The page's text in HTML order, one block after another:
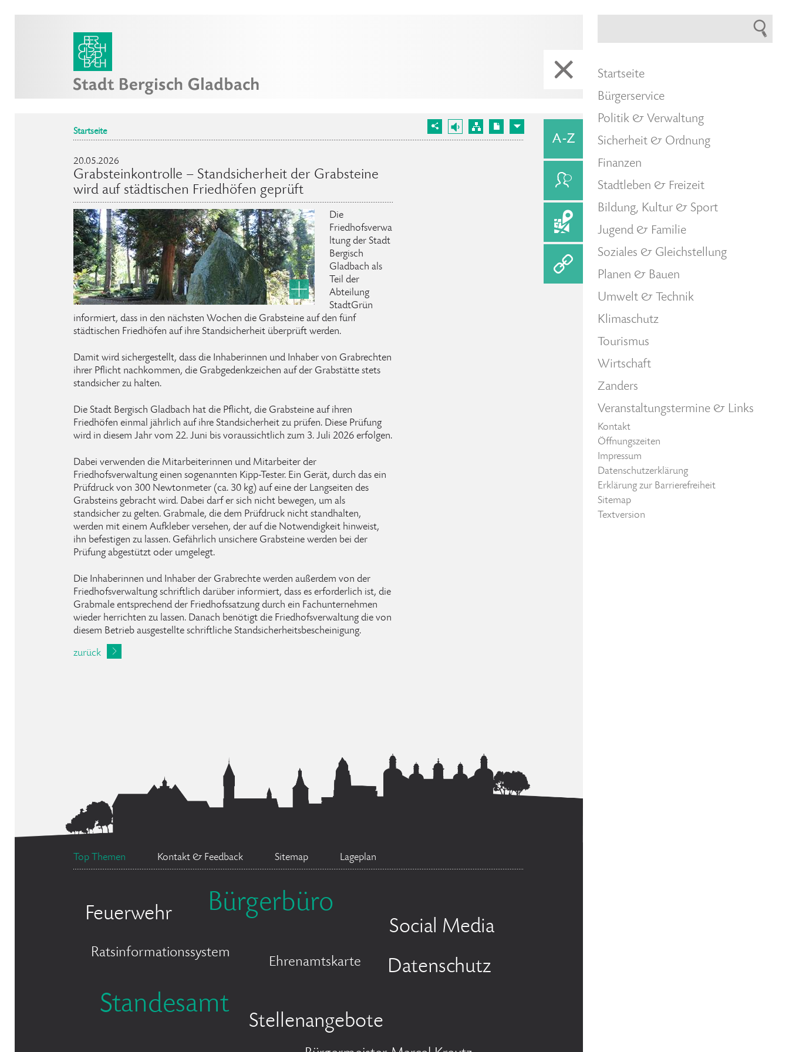
Startseite
20.05.2026
Grabsteinkontrolle – Standsicherheit der Grabsteine
wird auf städtischen Friedhöfen geprüft
Die
Friedhofsverwa
ltung der Stadt
Bergisch
Gladbach als
Teil der
Abteilung
StadtGrün
informiert, dass in den nächsten Wochen die Grabsteine auf den fünf
städtischen Friedhöfen auf ihre Standsicherheit überprüft werden.
Damit wird sichergestellt, dass die Inhaberinnen und Inhaber von Grabrechten
ihrer Pflicht nachkommen, die Grabgedenkzeichen auf der Grabstätte stets
standsicher zu halten.
Die Stadt Bergisch Gladbach hat die Pflicht, die Grabsteine auf ihren
Friedhöfen einmal jährlich auf ihre Standsicherheit zu prüfen. Diese Prüfung
wird in diesem Jahr vom 22. Juni bis voraussichtlich zum 3. Juli 2026 erfolgen.
Dabei verwenden die Mitarbeiterinnen und Mitarbeiter der
Friedhofsverwaltung einen sogenannten Kipp-Tester. Ein Gerät, durch das ein
Prüfdruck von 300 Newtonmeter (ca. 30 kg) auf eine der Langseiten des
Grabsteins gebracht wird. Dabei darf er sich nicht bewegen, um als
standsicher zu gelten. Grabmale, die dem Prüfdruck nicht standhalten,
werden mit einem Aufkleber versehen, der auf die Notwendigkeit hinweist,
ihn befestigen zu lassen. Gefährlich unsichere Grabsteine werden bei der
Prüfung abgestützt oder umgelegt.
Die Inhaberinnen und Inhaber der Grabrechte werden außerdem von der
Friedhofsverwaltung schriftlich darüber informiert, dass es erforderlich ist, die
Grabmale entsprechend der Friedhofssatzung durch ein Fachunternehmen
wieder herrichten zu lassen. Danach benötigt die Friedhofsverwaltung die von
diesem Betrieb ausgestellte schriftliche Standsicherheitsbescheinigung.
zurück
Top Themen Kontakt & Feedback Sitemap Lageplan
Feuerwehr Bürgerbüro
Social Media
Ratsinformationssystem
Ehrenamtskarte Datenschutz
Standesamt
Stellenangebote
Startseite
Bürgerservice
Politik & Verwaltung
Sicherheit & Ordnung
Finanzen
Stadtleben & Freizeit
Bildung, Kultur & Sport
Jugend & Familie
Soziales & Gleichstellung
Planen & Bauen
Umwelt & Technik
Klimaschutz
Tourismus
Wirtschaft
Zanders
Veranstaltungstermine & Links
Kontakt
Öffnungszeiten
Impressum
Datenschutzerklärung
Erklärung zur Barrierefreiheit
Sitemap
Textversion